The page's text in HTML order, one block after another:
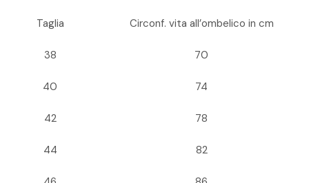
Taglia Circonf. vita all’ombelico in cm
38 70
40 74
42 78
44 82